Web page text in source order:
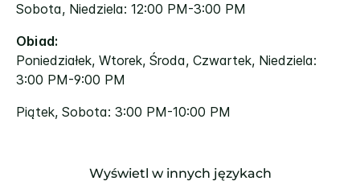
Sobota, Niedziela: 12:00 PM-3:00 PM
Obiad:
Poniedziałek, Wtorek, Środa, Czwartek, Niedziela:
3:00 PM-9:00 PM
Piątek, Sobota: 3:00 PM-10:00 PM
Wyświetl w innych językach